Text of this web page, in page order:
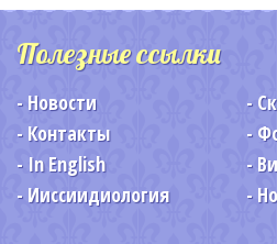
Полезные ссылки
Новости
Контакты
In English
Ииссиидиология